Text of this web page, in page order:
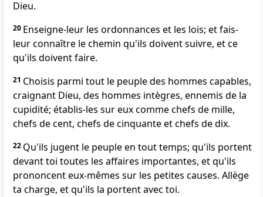
Dieu.
20 Enseigne-leur les ordonnances et les lois; et fais-
leur connaître le chemin qu'ils doivent suivre, et ce
qu'ils doivent faire.
21 Choisis parmi tout le peuple des hommes capables,
craignant Dieu, des hommes intègres, ennemis de la
cupidité; établis-les sur eux comme chefs de mille,
chefs de cent, chefs de cinquante et chefs de dix.
22 Qu'ils jugent le peuple en tout temps; qu'ils portent
devant toi toutes les affaires importantes, et qu'ils
prononcent eux-mêmes sur les petites causes. Allège
ta charge, et qu'ils la portent avec toi.